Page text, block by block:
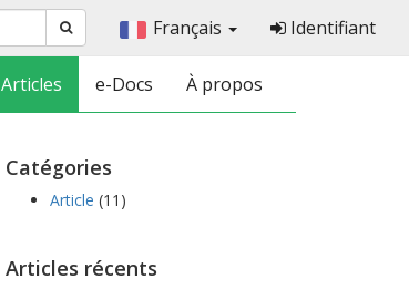
Français Identifiant
Articles e-Docs À propos
Catégories
Article (11)
Articles récents